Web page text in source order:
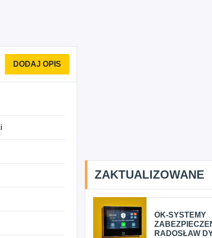
ZAKTUALIZOWANE
OK-SYSTEMY
RADOSŁAW